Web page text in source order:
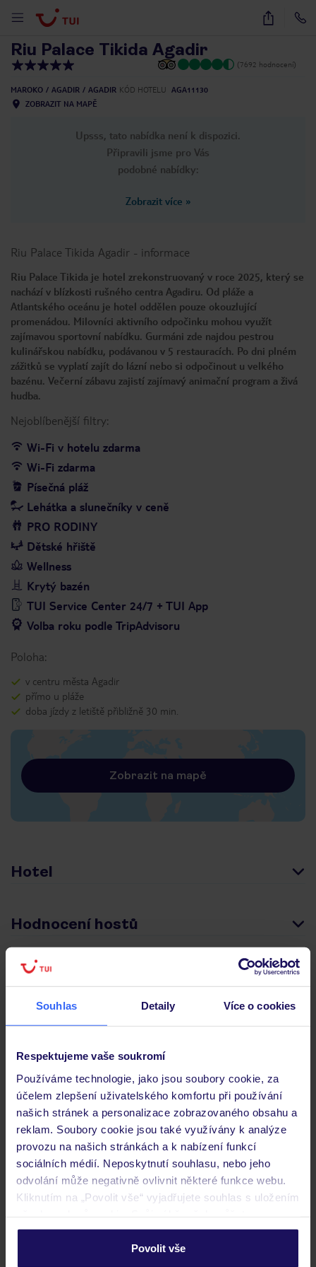
Souhlas Detaily Více o cookies
Respektujeme vaše soukromí
Používáme technologie, jako jsou soubory cookie, za
účelem zlepšení uživatelského komfortu při používání
našich stránek a personalizace zobrazovaného obsahu a
reklam. Soubory cookie jsou také využívány k analýze
provozu na našich stránkách a k nabízení funkcí
sociálních médií. Neposkytnutí souhlasu, nebo jeho
odvolání může negativně ovlivnit některé funkce webu.
Kliknutím na „Povolit vše“ vyjadřujete souhlas s uložením
personalizovat v sekci „Personalizace“.
Povolit vše
56
Riu Palace Tikida Agadir
(7692 hodnocení)
MAROKO AGADIR AGADIR KÓD HOTELU
AGA11130
ZOBRAZIT NA MAPĚ
Upsss, tato nabídka není k dispozici.
Připravili jsme pro Vás
podobné nabídky:
Zobrazit více »
Riu Palace Tikida Agadir - informace
Riu Palace Tikida je hotel zrekonstruovaný v roce 2025, který se
nachází v blízkosti rušného centra Agadiru. Od pláže a
Atlantského oceánu je hotel oddělen pouze okouzlující
promenádou. Milovníci aktivního odpočinku mohou využít
zajímavou sportovní nabídku. Gurmáni zde najdou pestrou
kulinářskou nabídku, podávanou v 5 restauracích. Po dni plném
zážitků se vyplatí zajít do lázní nebo si odpočinout u velkého
bazénu. Večerní zábavu zajistí zajímavý animační program a živá
hudba.
Nejoblíbenější filtry:
Wi-Fi v hotelu zdarma
Wi-Fi zdarma
Písečná pláž
Lehátka a slunečníky v ceně
PRO RODINY
Dětské hřiště
Wellness
Krytý bazén
TUI Service Center 24/7 + TUI App
Volba roku podle TripAdvisoru
Poloha:
v centru města Agadir
přímo u pláže
doba jízdy z letiště přibližně 30 min.
Zobrazit na mapě
Hotel
Hodnocení hostů
Pokoje
Stravování
Důležité informace
Často kladené otázky
Jaké doklady jsou potřebné při cestování?
Budeme ubytováni ihned po příjezdu do hotelu?
Kam jít po přistání a vyzvednutí zavazadel?
Zobrazit další